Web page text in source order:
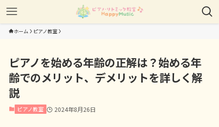
ホーム ピアノ教室
ピアノを始める年齢の正解は？始める年
齢でのメリット、デメリットを詳しく解
説
ピアノ教室 2024年8月26日